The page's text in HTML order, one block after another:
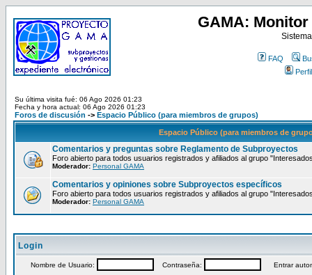
GAMA:
FAQ
Perfil
Su última visita fué: 06 Ago 2026 01:23
Fecha y hora actual: 06 Ago 2026 01:23
Foros de discusión -> Espacio Público (para miembros de grupos)
Espacio Público (para miembros de
Comentarios y preguntas sobre Reglamento de Subproyectos
Foro abierto para todos usuarios registrados y afiliados al grupo
Moderador: Personal GAMA
Comentarios y opiniones sobre Subproyectos específicos
Foro abierto para todos usuarios registrados y afiliados al grupo
Moderador: Personal GAMA
Login
Nombre de Usuario: Contraseña:
Entrar